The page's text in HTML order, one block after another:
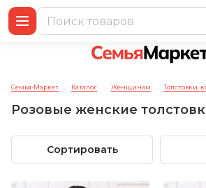
Семья-Маркет → Каталог → Женщинам → Толстовки,
Розовые женские
Сортировать